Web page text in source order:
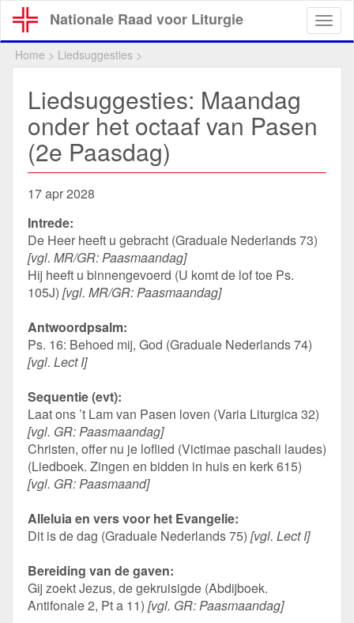
Overslaan
en
naar
Nationale Raad voor Liturgie
Home > Liedsuggesties >
Liedsuggesties: Maandag
onder het octaaf van Pasen
(2e Paasdag)
17 apr 2028
Intrede:
De Heer heeft u gebracht (Graduale Nederlands 73)
[vgl. MR/GR: Paasmaandag]
Hij heeft u binnengevoerd (U komt de lof toe Ps.
105J) [vgl. MR/GR: Paasmaandag]
Antwoordpsalm:
Ps. 16: Behoed mij, God (Graduale Nederlands 74)
[vgl. Lect I]
Sequentie (evt):
Laat ons ’t Lam van Pasen loven (Varia Liturgica 32)
[vgl. GR: Paasmaandag]
Christen, offer nu je loflied (Victimae paschali laudes)
(Liedboek. Zingen en bidden in huis en kerk 615)
[vgl. GR: Paasmaand]
Alleluia en vers voor het Evangelie:
Dit is de dag (Graduale Nederlands 75) [vgl. Lect I]
Bereiding van de gaven:
Gij zoekt Jezus, de gekruisigde (Abdijboek.
Antifonale 2, Pt a 11) [vgl. GR: Paasmaandag]